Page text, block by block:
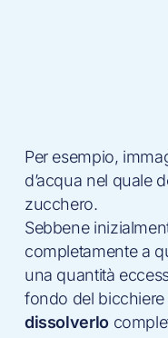
Per esempio,
d’acqua nel quale
zucchero.
Sebbene
completamente a
una quantità
fondo del bicchiere
dissolverlo